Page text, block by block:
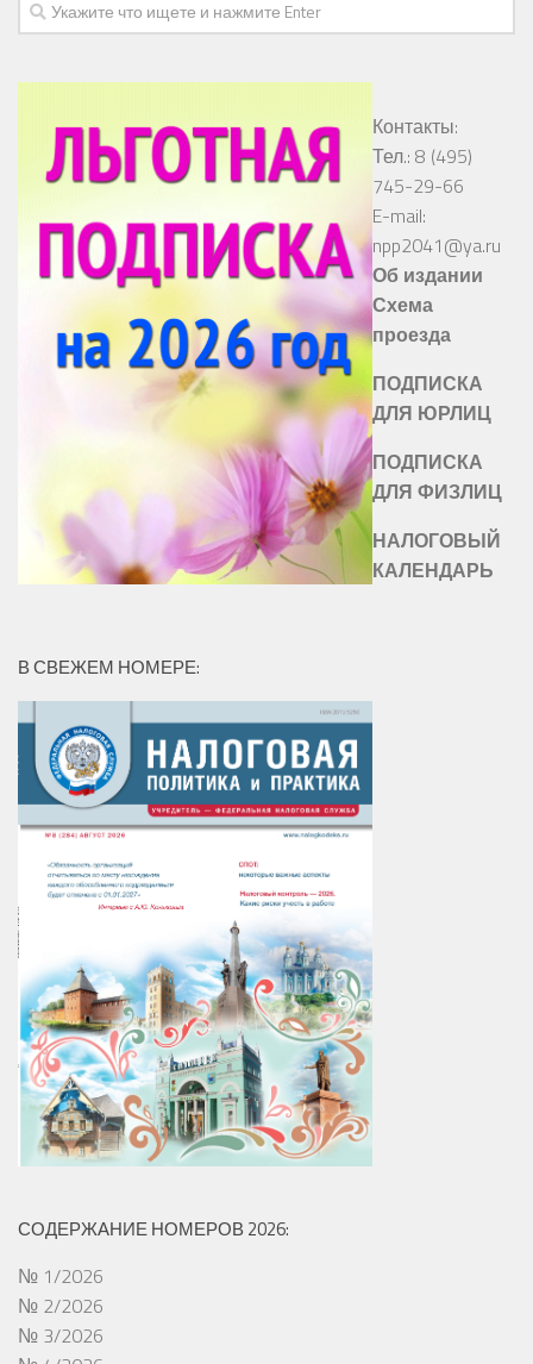
Контакты:
Тел.: 8 (495)
745-29-66
E-mail:
npp2041@ya.ru
Об издании
Схема
проезда
ПОДПИСКА
ДЛЯ ЮРЛИЦ
ПОДПИСКА
ДЛЯ ФИЗЛИЦ
НАЛОГОВЫЙ
КАЛЕНДАРЬ
В СВЕЖЕМ НОМЕРЕ:
СОДЕРЖАНИЕ НОМЕРОВ 2026:
№ 1/2026
№ 2/2026
№ 3/2026